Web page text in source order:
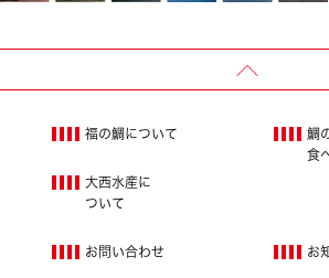
福の鯛について
鯛
食
大西水産に
ついて
お
お問い合わせ